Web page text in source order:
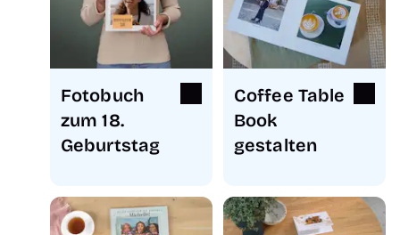
Fotobuch
zum 18.
Geburtstag
Coffee Table
Book
gestalten